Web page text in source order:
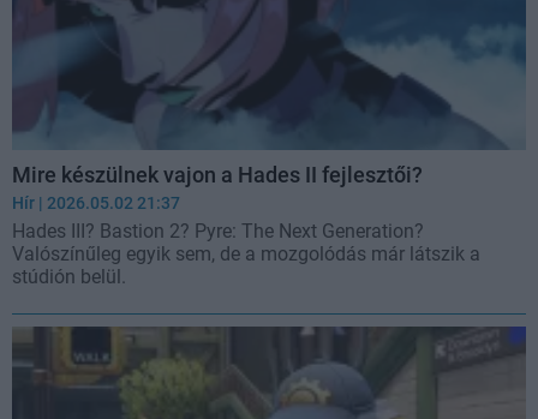
Mire készülnek vajon a Hades II fejlesztői?
Hír | 2026.05.02 21:37
Hades III? Bastion 2? Pyre: The Next Generation?
Valószínűleg egyik sem, de a mozgolódás már látszik a
stúdión belül.